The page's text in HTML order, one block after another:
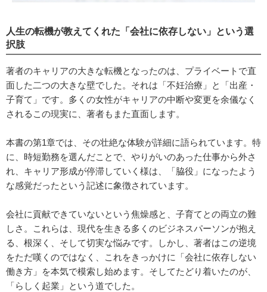
人生の転機が教えてくれた「会社に依存しない」という選
択肢
著者のキャリアの大きな転機となったのは、プライベートで直
面した二つの大きな壁でした。それは「不妊治療」と「出産・
子育て」です。多くの女性がキャリアの中断や変更を余儀なく
されるこの現実に、著者もまた直面します。
本書の第1章では、その壮絶な体験が詳細に語られています。特
に、時短勤務を選んだことで、やりがいのあった仕事から外さ
れ、キャリア形成が停滞していく様は、「脇役」になったよう
な感覚だったという記述に象徴されています。
会社に貢献できていないという焦燥感と、子育てとの両立の難
しさ。これらは、現代を生きる多くのビジネスパーソンが抱え
る、根深く、そして切実な悩みです。しかし、著者はこの逆境
をただ嘆くのではなく、これをきっかけに「会社に依存しない
働き方」を本気で模索し始めます。そしてたどり着いたのが、
「らしく起業」という道でした。